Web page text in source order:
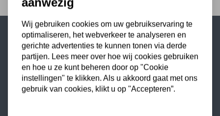
Populaire categorieën
Werkplaatsinrichting
Lasapparaat
Wij gebruiken cookies om uw gebruikservaring te
optimaliseren, het webverkeer te analyseren en
gerichte advertenties te kunnen tonen via derde
partijen. Lees meer over hoe wij cookies gebruiken
en hoe u ze kunt beheren door op "Cookie
instellingen" te klikken. Als u akkoord gaat met ons
gebruik van cookies, klikt u op "Accepteren”.